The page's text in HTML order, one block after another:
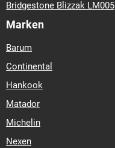
Bridgestone Blizzak LM005
Marken
Barum
Continental
Hankook
Matador
Michelin
Nexen